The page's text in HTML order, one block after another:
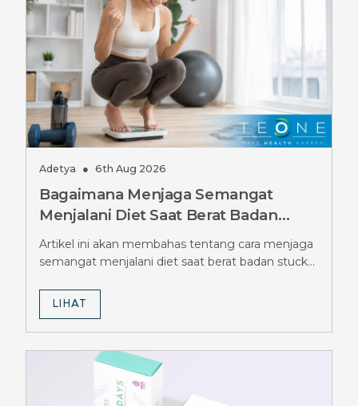
Adetya ● 6th Aug 2026
Bagaimana Menjaga Semangat
Menjalani Diet Saat Berat Badan
Stuck Berbulan-bulan, Simak Tipsnya
Artikel ini akan membahas tentang cara menjaga
semangat menjalani diet saat berat badan stuck
LIHAT